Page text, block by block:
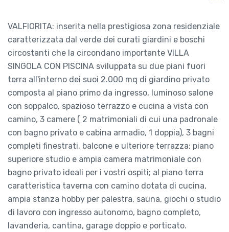
VALFIORITA: inserita nella prestigiosa zona residenziale
caratterizzata dal verde dei curati giardini e boschi
circostanti che la circondano importante VILLA
SINGOLA CON PISCINA sviluppata su due piani fuori
terra all'interno dei suoi 2.000 mq di giardino privato
composta al piano primo da ingresso, luminoso salone
con soppalco, spazioso terrazzo e cucina a vista con
camino, 3 camere ( 2 matrimoniali di cui una padronale
con bagno privato e cabina armadio, 1 doppia), 3 bagni
completi finestrati, balcone e ulteriore terrazza; piano
superiore studio e ampia camera matrimoniale con
bagno privato ideali per i vostri ospiti; al piano terra
caratteristica taverna con camino dotata di cucina,
ampia stanza hobby per palestra, sauna, giochi o studio
di lavoro con ingresso autonomo, bagno completo,
lavanderia, cantina, garage doppio e porticato.